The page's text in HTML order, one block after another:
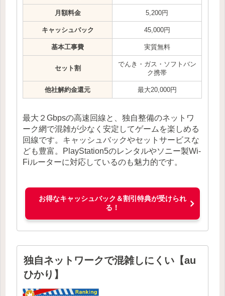
月額料金 5,200円
キャッシュバック 45,000円
基本工事費 実質無料
セット割
でんき・ガス・ソフトバン
ク携帯
他社解約金還元 最大20,000円
最大２Gbpsの高速回線と、独自整備のネットワ
ーク網で混雑が少なく安定してゲームを楽しめる
回線です。キャッシュバックやセットサービスな
ども豊富。PlayStation5のレンタルやソニー製Wi-
Fiルーターに対応しているのも魅力的です。
お得なキャッシュバック＆割引特典が受けられ
る！
独自ネットワークで混雑しにくい【au
ひかり】